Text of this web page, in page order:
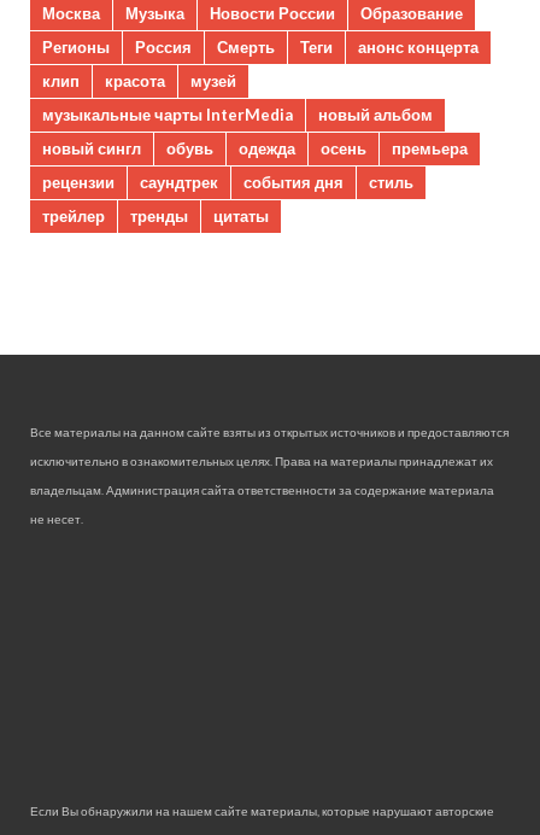
Москва
Музыка Новости России
Образование
Регионы
Россия Смерть Теги
анонс концерта
клип
красота
музей
музыкальные чарты InterMedia
новый альбом
новый сингл
обувь одежда осень
премьера
рецензии
саундтрек события дня
стиль
трейлер
тренды цитаты
Все материалы на данном сайте взяты из открытых источников и предоставляются
исключительно в ознакомительных целях. Права на материалы принадлежат их
владельцам. Администрация сайта ответственности за содержание материала
не несет.
Если Вы обнаружили на нашем сайте материалы, которые нарушают авторские